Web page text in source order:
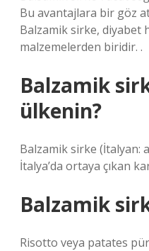
Bu avantajlara bir göz
Balzamik sirke, diyabet
malzemelerden biridir. .
Balzamik
ülkenin?
Balzamik sirke (İtalyan:
İtalya’da ortaya çıkan
Balzamik
Risotto veya patates